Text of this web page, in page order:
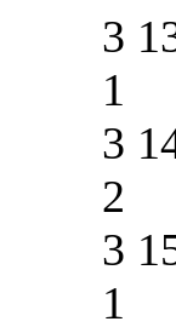
3
1
3
2
3
1